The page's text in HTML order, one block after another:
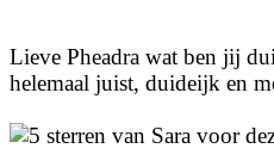
Lieve Pheadra wat ben jij
helemaal juist, duideijk en